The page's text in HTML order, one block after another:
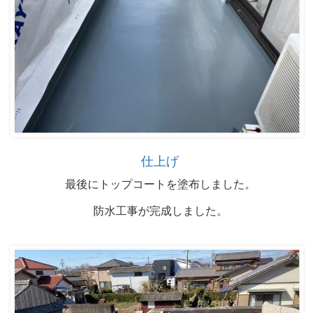
仕上げ
最後にトップコートを塗布しました。
防水工事が完成しました。